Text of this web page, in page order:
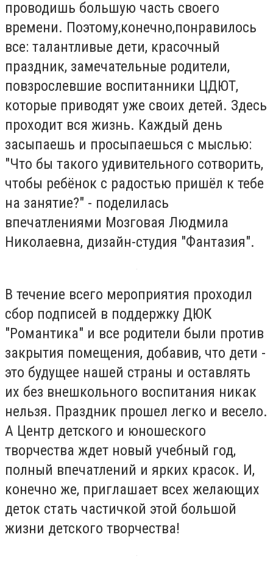
проводишь большую часть своего
времени. Поэтому,конечно,понравилось
все: талантливые дети, красочный
праздник, замечательные родители,
повзрослевшие воспитанники ЦДЮТ,
которые приводят уже своих детей. Здесь
проходит вся жизнь. Каждый день
засыпаешь и просыпаешься с мыслью:
"Что бы такого удивительного сотворить,
чтобы ребёнок с радостью пришёл к тебе
на занятие?" - поделилась
впечатлениями Мозговая Людмила
Николаевна, дизайн-студия "Фантазия".
В течение всего мероприятия проходил
сбор подписей в поддержку ДЮК
"Романтика" и все родители были против
закрытия помещения, добавив, что дети -
это будущее нашей страны и оставлять
их без внешкольного воспитания никак
нельзя. Праздник прошел легко и весело.
А Центр детского и юношеского
творчества ждет новый учебный год,
полный впечатлений и ярких красок. И,
конечно же, приглашает всех желающих
деток стать частичкой этой большой
жизни детского творчества!